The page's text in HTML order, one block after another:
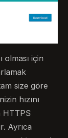
olması için
size göre
hızını
HTTPS
Ayrıca